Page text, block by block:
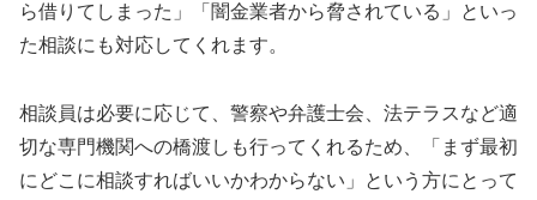
ら借りてしまった」「闇金業者から脅されている」といっ
た相談にも対応してくれます。
相談員は必要に応じて、警察や弁護士会、法テラスなど適
切な専門機関への橋渡しも行ってくれるため、「まず最初
にどこに相談すればいいかわからない」という方にとって